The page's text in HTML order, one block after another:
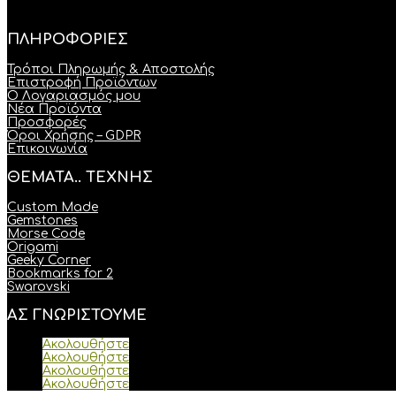
ΠΛΗΡΟΦΟΡΙΕΣ
Τρόποι Πληρωμής & Αποστολής
Επιστροφή Προϊόντων
Ο Λογαριασμός μου
Νέα Προϊόντα
Προσφορές
Όροι Χρήσης – GDPR
Επικοινωνία
ΘΕΜΑΤΑ.. ΤΕΧΝΗΣ
Custom Made
Gemstones
Morse Code
Origami
Geeky Corner
Bookmarks for 2
Swarovski
ΑΣ ΓΝΩΡΙΣΤΟΥΜΕ
Ακολουθήστε
Ακολουθήστε
Ακολουθήστε
Ακολουθήστε